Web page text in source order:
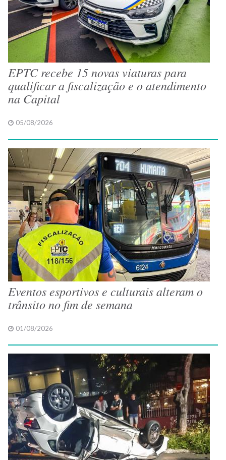
EPTC recebe 15 novas viaturas para
qualificar a fiscalização e o atendimento
na Capital
05/08/2026
Eventos esportivos e culturais alteram o
trânsito no fim de semana
01/08/2026